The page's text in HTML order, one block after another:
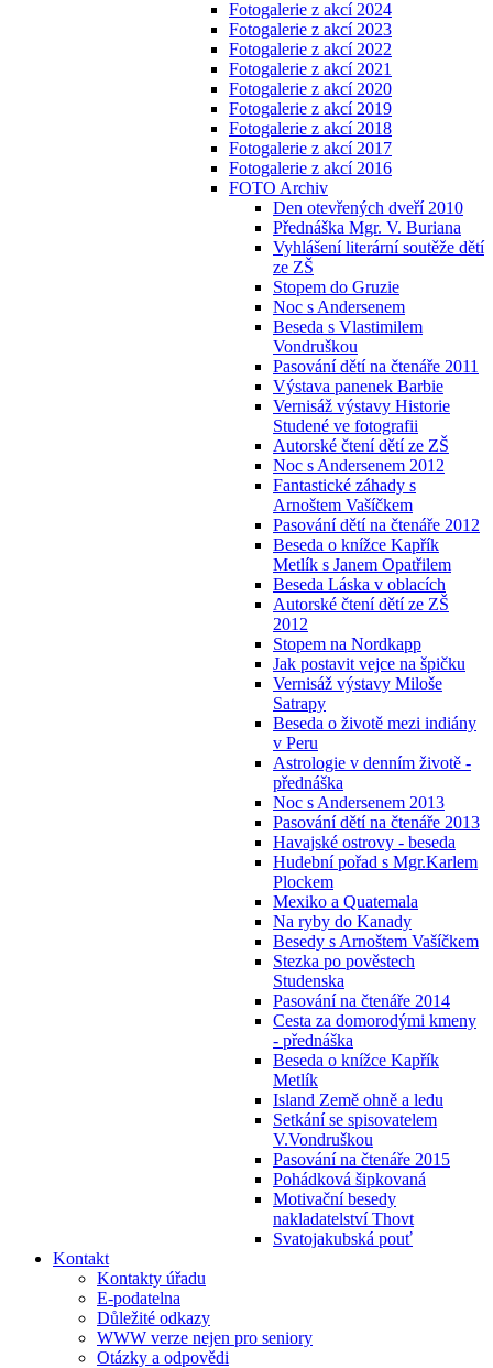
Fotogalerie z akcí 2024
Fotogalerie z akcí 2023
Fotogalerie z akcí 2022
Fotogalerie z akcí 2021
Fotogalerie z akcí 2020
Fotogalerie z akcí 2019
Fotogalerie z akcí 2018
Fotogalerie z akcí 2017
Fotogalerie z akcí 2016
FOTO Archiv
Den otevřených dveří 2010
Přednáška Mgr. V. Buriana
Vyhlášení literární soutěže dětí
ze ZŠ
Stopem do Gruzie
Noc s Andersenem
Beseda s Vlastimilem
Vondruškou
Pasování dětí na čtenáře 2011
Výstava panenek Barbie
Vernisáž výstavy Historie
Studené ve fotografii
Autorské čtení dětí ze ZŠ
Noc s Andersenem 2012
Fantastické záhady s
Arnoštem Vašíčkem
Pasování dětí na čtenáře 2012
Beseda o knížce Kapřík
Metlík s Janem Opatřilem
Beseda Láska v oblacích
Autorské čtení dětí ze ZŠ
2012
Stopem na Nordkapp
Jak postavit vejce na špičku
Vernisáž výstavy Miloše
Satrapy
Beseda o životě mezi indiány
v Peru
Astrologie v denním životě -
přednáška
Noc s Andersenem 2013
Pasování dětí na čtenáře 2013
Havajské ostrovy - beseda
Hudební pořad s Mgr.Karlem
Plockem
Mexiko a Quatemala
Na ryby do Kanady
Besedy s Arnoštem Vašíčkem
Stezka po pověstech
Studenska
Pasování na čtenáře 2014
Cesta za domorodými kmeny
- přednáška
Beseda o knížce Kapřík
Metlík
Island Země ohně a ledu
Setkání se spisovatelem
V.Vondruškou
Pasování na čtenáře 2015
Pohádková šipkovaná
Motivační besedy
nakladatelství Thovt
Svatojakubská pouť
Kontakt
Kontakty úřadu
E-podatelna
Důležité odkazy
WWW verze nejen pro seniory
Otázky a odpovědi